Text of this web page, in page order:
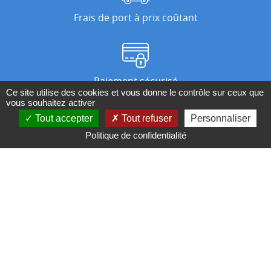
Frais de port à prix coûtant
Paiement sécurisé
Nos magasins
Ce site utilise des cookies et vous donne le contrôle sur ceux que
vous souhaitez activer
Tout accepter
Tout refuser
Personnaliser
Politique de confidentialité